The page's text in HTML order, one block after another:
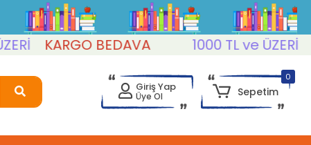
KARGO BEDAVA 1000 TL ve ÜZERİ
Giriş Yap
Üye Ol
0
Sepetim